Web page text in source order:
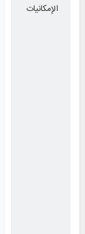
الإمكانيات